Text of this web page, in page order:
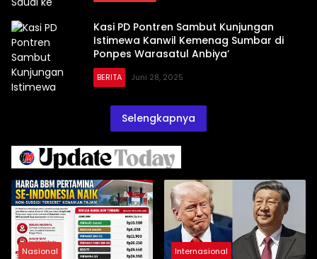
Kasi PD Pontren Sambut Kunjungan
Istimewa Kanwil Kemenag Sumbar di
Ponpes Warasatul Anbiya’
BERITA Juni 28, 2025
Selengkapnya
Nasional Internasional